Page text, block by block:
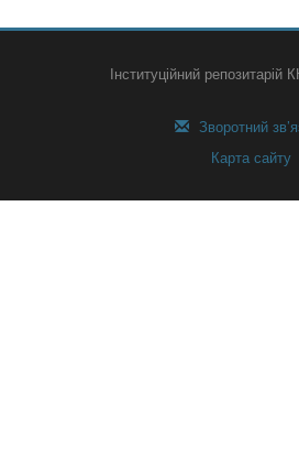
Інституційний
Зворотний
Карта сайту